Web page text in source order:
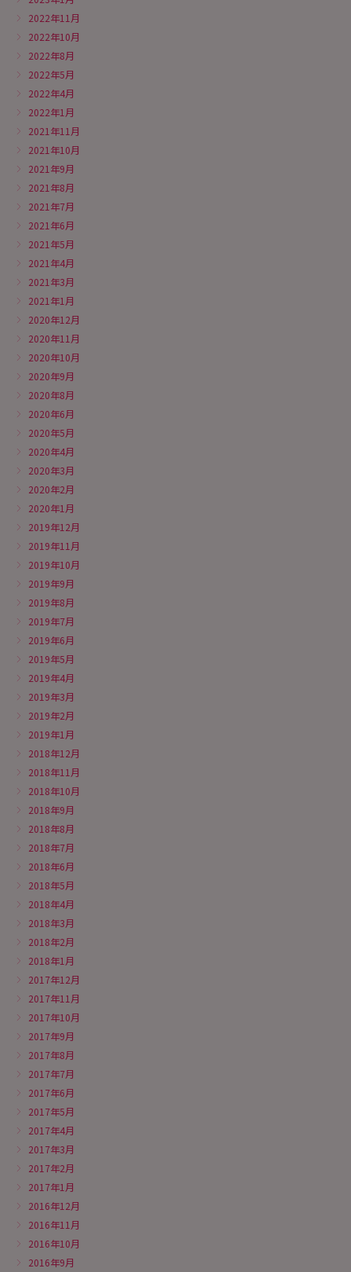
2022年11月
2022年10月
2022年8月
2022年5月
2022年4月
2022年1月
2021年11月
2021年10月
2021年9月
2021年8月
2021年7月
2021年6月
2021年5月
2021年4月
2021年3月
2021年1月
2020年12月
2020年11月
2020年10月
2020年9月
2020年8月
2020年6月
2020年5月
2020年4月
2020年3月
2020年2月
2020年1月
2019年12月
2019年11月
2019年10月
2019年9月
2019年8月
2019年7月
2019年6月
2019年5月
2019年4月
2019年3月
2019年2月
2019年1月
2018年12月
2018年11月
2018年10月
2018年9月
2018年8月
2018年7月
2018年6月
2018年5月
2018年4月
2018年3月
2018年2月
2018年1月
2017年12月
2017年11月
2017年10月
2017年9月
2017年8月
2017年7月
2017年6月
2017年5月
2017年4月
2017年3月
2017年2月
2017年1月
2016年12月
2016年11月
2016年10月
2016年9月